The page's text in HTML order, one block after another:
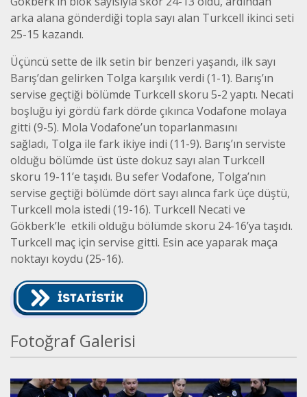
arka alana gönderdiği topla sayı alan Turkcell ikinci seti
25-15 kazandı.
Üçüncü sette de ilk setin bir benzeri yaşandı, ilk sayı
Barış’dan gelirken Tolga karşılık verdi (1-1). Barış’ın
servise geçtiği bölümde Turkcell skoru 5-2 yaptı. Necati
boşluğu iyi gördü fark dörde çıkınca Vodafone molaya
gitti (9-5). Mola Vodafone’un toparlanmasını
sağladı, Tolga ile fark ikiye indi (11-9). Barış’ın serviste
olduğu bölümde üst üste dokuz sayı alan Turkcell
skoru 19-11’e taşıdı. Bu sefer Vodafone, Tolga’nın
servise geçtiği bölümde dört sayı alınca fark üçe düştü,
Turkcell mola istedi (19-16). Turkcell Necati ve
Gökberk’le etkili olduğu bölümde skoru 24-16’ya taşıdı.
Turkcell maç için servise gitti. Esin ace yaparak maça
noktayı koydu (25-16).
Fotoğraf Galerisi